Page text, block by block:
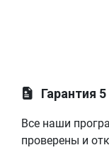
Гарантия
Все наши
проверены и